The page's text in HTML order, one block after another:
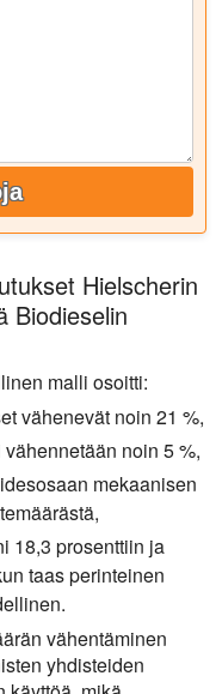
Hielscherin
Biodieselin
malli osoitti:
vähenevät noin 21 %,
noin 5 %,
mekaanisen
18,3 prosenttiin ja
taas perinteinen
vähentäminen
yhdisteiden